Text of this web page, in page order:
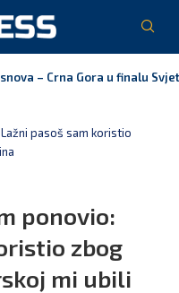
li Milan Knežević i
pasoš sam koristio
ponovio:
zbog
mi ubili